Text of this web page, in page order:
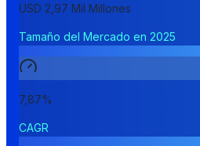
USD 2,97 Mil Millones
Tamaño del Mercado en 2025
7,87%
CAGR